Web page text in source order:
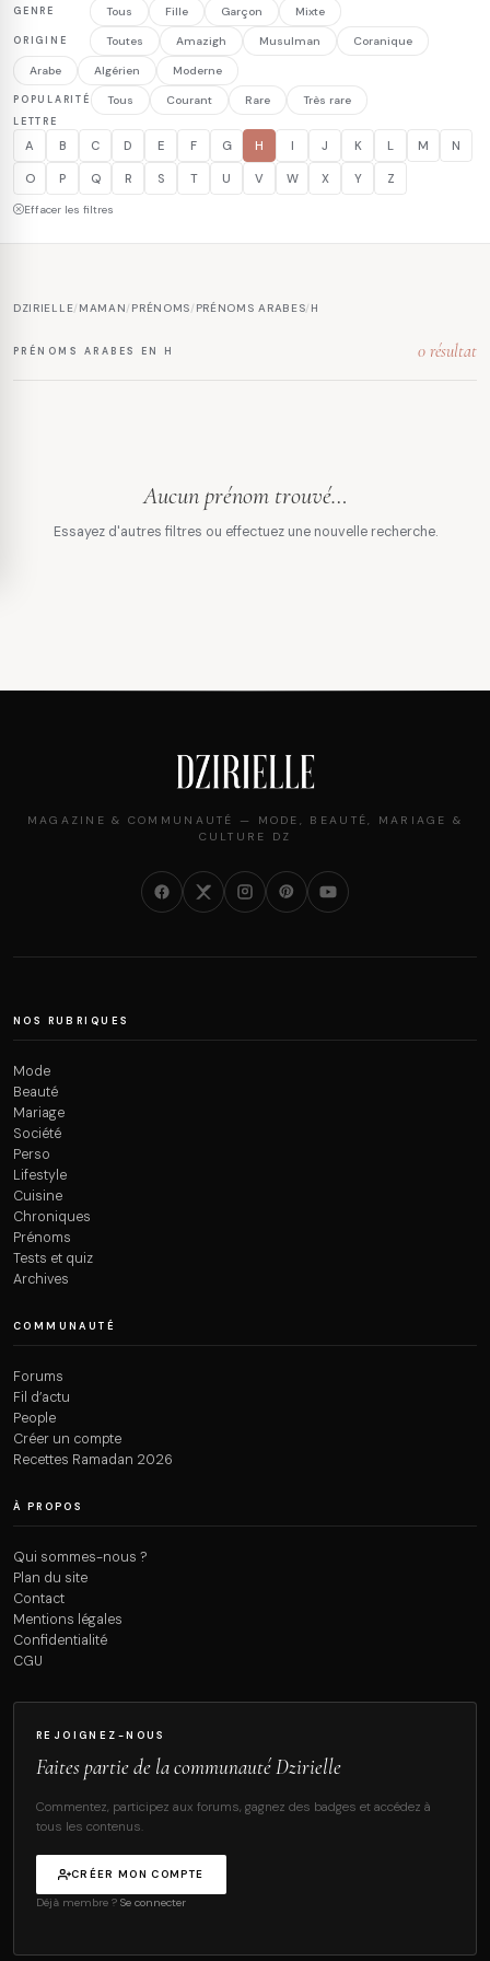
GENRE Tous Fille Garçon Mixte
ORIGINE Toutes Amazigh Musulman Coranique
Arabe Algérien Moderne
POPULARITÉ Tous Courant Rare Très rare
LETTRE
A B C D E F G H I J K L M N
O P Q R S T U V W X Y Z
Effacer les filtres
DZIRIELLE/ MAMAN/ PRÉNOMS/ PRÉNOMS ARABES/ H
PRÉNOMS ARABES EN H 0 résultat
Aucun prénom trouvé…
Essayez d'autres filtres ou effectuez une nouvelle recherche.
MAGAZINE & COMMUNAUTÉ — MODE, BEAUTÉ, MARIAGE &
CULTURE DZ
NOS RUBRIQUES
Mode
Beauté
Mariage
Société
Perso
Lifestyle
Cuisine
Chroniques
Prénoms
Tests et quiz
Archives
COMMUNAUTÉ
Forums
Fil d’actu
People
Créer un compte
Recettes Ramadan 2026
À PROPOS
Qui sommes-nous ?
Plan du site
Contact
Mentions légales
Confidentialité
CGU
REJOIGNEZ-NOUS
Faites partie de la communauté Dzirielle
Commentez, participez aux forums, gagnez des badges et accédez à
tous les contenus.
CRÉER MON COMPTE
Déjà membre ? Se connecter